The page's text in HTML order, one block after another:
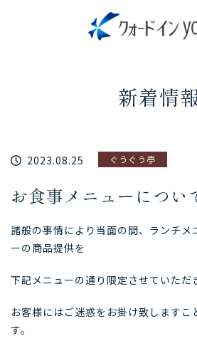
新着情
2023.08.25 ぐうぐう亭
お食事メニューについ
諸般の事情により当面の間、ランチメ
ーの商品提供を
下記メニューの通り限定させていただ
お客様にはご迷惑をお掛け致しますこ
す。